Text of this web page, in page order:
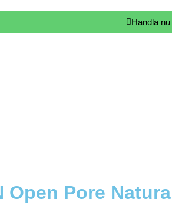
Handla nu
Open Pore